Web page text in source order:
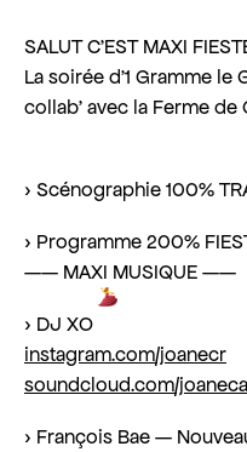
SALUT C’EST MAXI
La soirée d’1 Gramme le
collab’ avec la Ferme
› Scénographie 100%
› Programme 200%
—— MAXI MUSIQUE ——
› DJ XO
instagram.com/joanecr
soundcloud.com/
› François Bae —